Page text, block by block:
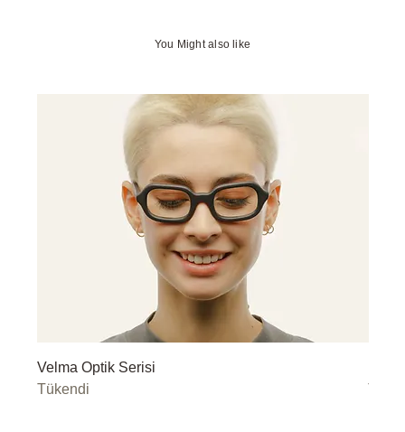
You Might also like
Velma Optik Serisi
Tükendi